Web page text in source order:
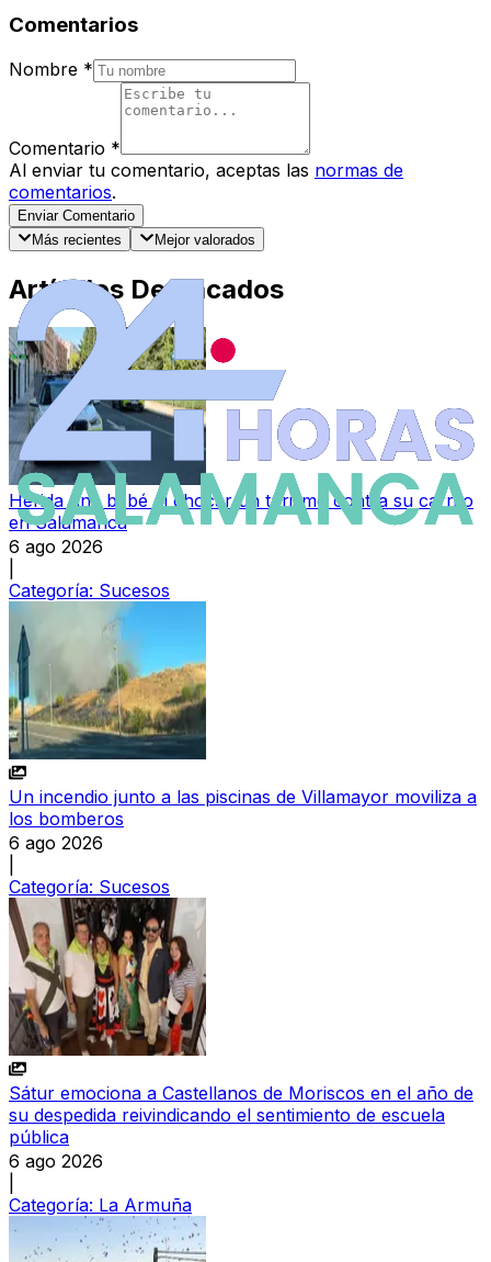
Comentarios
Nombre *
Comentario *
Al enviar tu comentario, aceptas las normas de
comentarios.
Enviar Comentario
Más recientes
Mejor valorados
Artículos Destacados
Herida una bebé al chocar un turismo contra su carrito
en Salamanca
6 ago 2026
Categoría: Sucesos
Un incendio junto a las piscinas de Villamayor moviliza a
los bomberos
6 ago 2026
Categoría: Sucesos
Sátur emociona a Castellanos de Moriscos en el año de
su despedida reivindicando el sentimiento de escuela
pública
6 ago 2026
Categoría: La Armuña